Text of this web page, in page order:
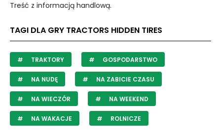
Treść z informacją handlową.
TAGI DLA GRY TRACTORS HIDDEN TIRES
TRAKTORY GOSPODARSTWO
NA NUDĘ NA ZABICIE CZASU
NA WIECZÓR NA WEEKEND
NA WAKACJE ROLNICZE